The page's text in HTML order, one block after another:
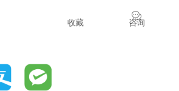
咨询
收藏